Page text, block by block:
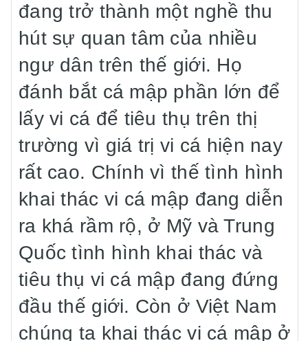
đang trở thành một nghề thu
hút sự quan tâm của nhiều
ngư dân trên thế giới. Họ
đánh bắt cá mập phần lớn để
lấy vi cá để tiêu thụ trên thị
trường vì giá trị vi cá hiện nay
rất cao. Chính vì thế tình hình
khai thác vi cá mập đang diễn
ra khá rầm rộ, ở Mỹ và Trung
Quốc tình hình khai thác và
tiêu thụ vi cá mập đang đứng
đầu thế giới. Còn ở Việt Nam
chúng ta khai thác vi cá mập ở